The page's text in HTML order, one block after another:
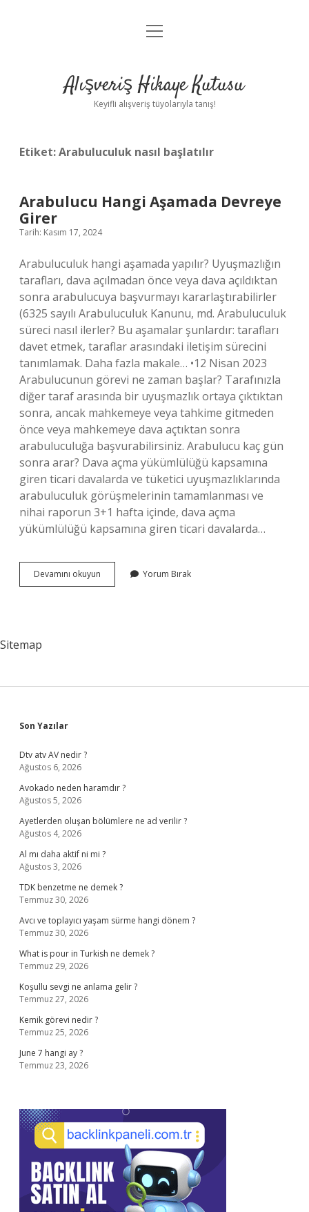
Anasayfa
Yasal Uyarı
menüyü
Alışveriş Hikaye Kutusu
Keyifli alışveriş tüyolarıyla tanış!
Etiket:Arabuluculuk nasıl başlatılır
Arabulucu Hangi Aşamada Devreye
Girer
Tarih: Kasım 17, 2024
Arabuluculuk hangi aşamada yapılır? Uyuşmazlığın
tarafları, dava açılmadan önce veya dava açıldıktan
sonra arabulucuya başvurmayı kararlaştırabilirler
(6325 sayılı Arabuluculuk Kanunu, md. Arabuluculuk
süreci nasıl ilerler? Bu aşamalar şunlardır: tarafları
davet etmek, taraflar arasındaki iletişim sürecini
tanımlamak. Daha fazla makale… •12 Nisan 2023
Arabulucunun görevi ne zaman başlar? Tarafınızla
diğer taraf arasında bir uyuşmazlık ortaya çıktıktan
sonra, ancak mahkemeye veya tahkime gitmeden
önce veya mahkemeye dava açtıktan sonra
arabuluculuğa başvurabilirsiniz. Arabulucu kaç gün
sonra arar? Dava açma yükümlülüğü kapsamına
giren ticari davalarda ve tüketici uyuşmazlıklarında
arabuluculuk görüşmelerinin tamamlanması ve
nihai raporun 3+1 hafta içinde, dava açma
yükümlülüğü kapsamına giren ticari davalarda…
Devamını okuyun Arabulucu
Hangi
Yorum Bırak
Sitemap
Sidebar
Son Yazılar
Dtv atv AV nedir ?
Ağustos 6, 2026
Avokado neden haramdır ?
Ağustos 5, 2026
Ayetlerden oluşan bölümlere ne ad verilir ?
Ağustos 4, 2026
Al mı daha aktif ni mi ?
Ağustos 3, 2026
TDK benzetme ne demek ?
Temmuz 30, 2026
Avcı ve toplayıcı yaşam sürme hangi dönem ?
Temmuz 30, 2026
What is pour in Turkish ne demek ?
Temmuz 29, 2026
Koşullu sevgi ne anlama gelir ?
Temmuz 27, 2026
Kemik görevi nedir ?
Temmuz 25, 2026
June 7 hangi ay ?
Temmuz 23, 2026